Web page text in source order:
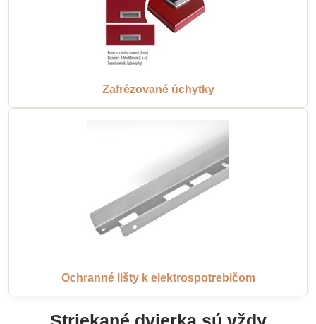
Zafrézované úchytky
Ochranné lišty k elektrospotrebičom